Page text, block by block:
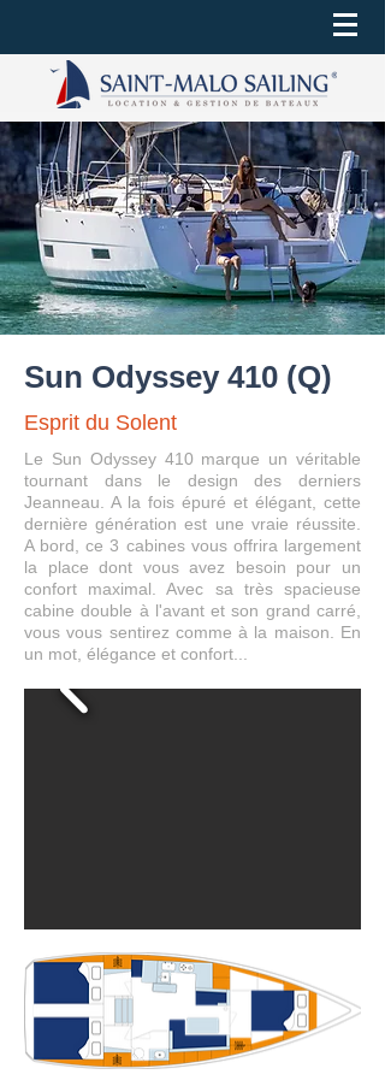
Sun Odyssey 410 (Q)
Esprit du Solent
Le Sun Odyssey 410 marque un véritable
tournant dans le design des derniers
Jeanneau. A la fois épuré et élégant, cette
dernière génération est une vraie réussite.
A bord, ce 3 cabines vous offrira largement
la place dont vous avez besoin pour un
confort maximal. Avec sa très spacieuse
cabine double à l'avant et son grand carré,
vous vous sentirez comme à la maison. En
un mot, élégance et confort...